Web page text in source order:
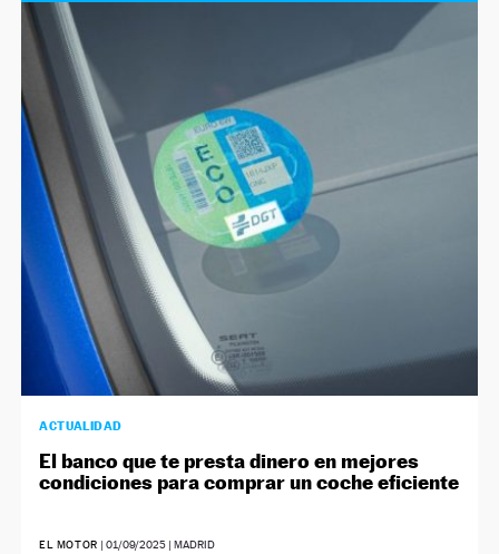
ACTUALIDAD
El banco que te presta dinero en mejores
condiciones para comprar un coche eficiente
EL MOTOR | 01/09/2025| MADRID